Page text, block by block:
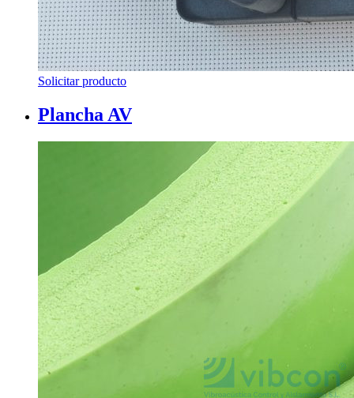
Solicitar producto
Plancha AV